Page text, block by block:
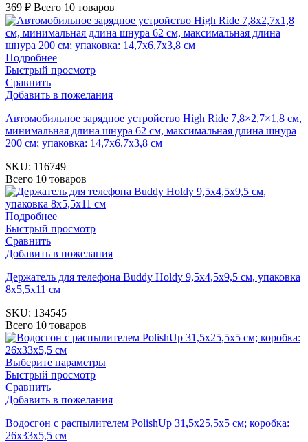
369 ₽ Всего 10 товаров
Подробнее
Быстрый просмотр
Сравнить
Добавить в пожелания
Автомобильное зарядное устройство High Ride 7,8×2,7×1,8 см,
минимальная длина шнура 62 см, максимальная длина шнура
200 см; упаковка: 14,7х6,7х3,8 см
SKU: 116749
Всего 10 товаров
Подробнее
Быстрый просмотр
Сравнить
Добавить в пожелания
Держатель для телефона Buddy Holdy 9,5х4,5х9,5 см, упаковка
8х5,5х11 см
SKU: 134545
Всего 10 товаров
Выберите параметры
Быстрый просмотр
Сравнить
Добавить в пожелания
Водосгон с распылителем PolishUp 31,5х25,5х5 см; коробка:
26х33х5,5 см